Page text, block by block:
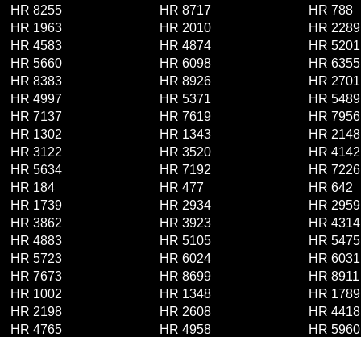
HR 8255
HR 8717
HR 788
HR 1963
HR 2010
HR 2289
HR 4583
HR 4874
HR 5201
HR 5660
HR 6098
HR 6355
HR 8383
HR 8926
HR 2701
HR 4997
HR 5371
HR 5489
HR 7137
HR 7619
HR 7956
HR 1302
HR 1343
HR 2148
HR 3122
HR 3520
HR 4142
HR 5634
HR 7192
HR 7226
HR 184
HR 477
HR 642
HR 1739
HR 2934
HR 2959
HR 3862
HR 3923
HR 4314
HR 4883
HR 5105
HR 5475
HR 5723
HR 6024
HR 6031
HR 7673
HR 8699
HR 8911
HR 1002
HR 1348
HR 1789
HR 2198
HR 2608
HR 4418
HR 4765
HR 4958
HR 5960